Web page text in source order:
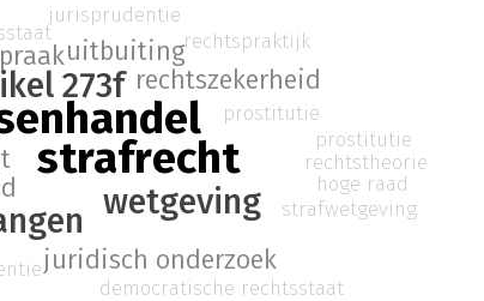
strafrecht
273f
wetgeving
uitbuiting
juridisch onderzoek
rechtszekerheid
prostitutie
jurisprudentie
rechtspraktijk
prostitutie
rechtstheorie
hoge raad
strafwetgeving
democratische rechtsstaat